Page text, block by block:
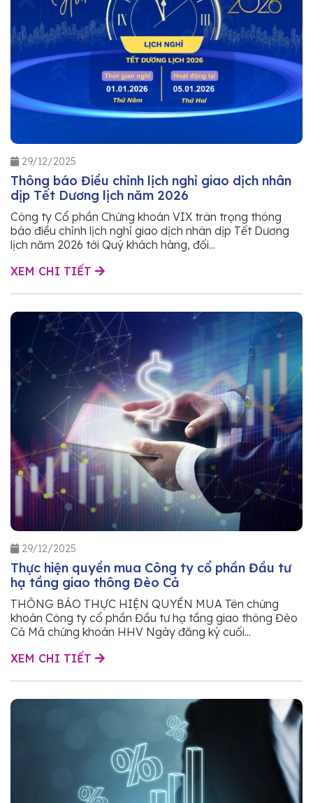
29/12/2025
Thông báo Điều chỉnh lịch nghỉ giao dịch nhân
dịp Tết Dương lịch năm 2026
Công ty Cổ phần Chứng khoán VIX trân trọng thông
báo điều chỉnh lịch nghỉ giao dịch nhân dịp Tết Dương
lịch năm 2026 tới Quý khách hàng, đối...
XEM CHI TIẾT
29/12/2025
Thực hiện quyền mua Công ty cổ phần Đầu tư
hạ tầng giao thông Đèo Cả
THÔNG BÁO THỰC HIỆN QUYỀN MUA Tên chứng
khoán Công ty cổ phần Đầu tư hạ tầng giao thông Đèo
Cả Mã chứng khoán HHV Ngày đăng ký cuối...
XEM CHI TIẾT